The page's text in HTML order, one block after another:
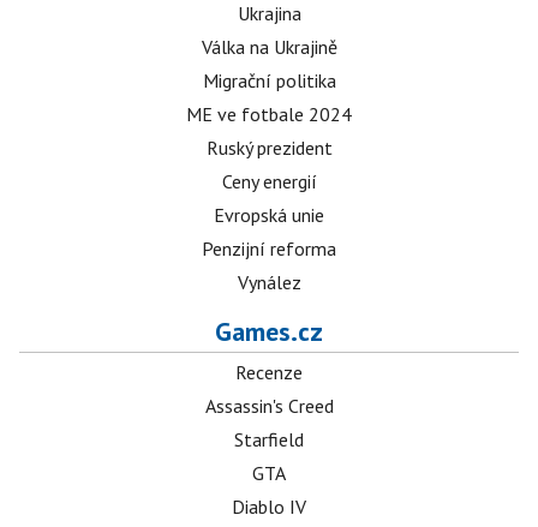
Ukrajina
Válka na Ukrajině
Migrační politika
ME ve fotbale 2024
Ruský prezident
Ceny energií
Evropská unie
Penzijní reforma
Vynález
Games.cz
Recenze
Assassin's Creed
Starfield
GTA
Diablo IV